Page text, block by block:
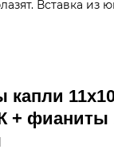
Вставка из
капли
+ фианиты